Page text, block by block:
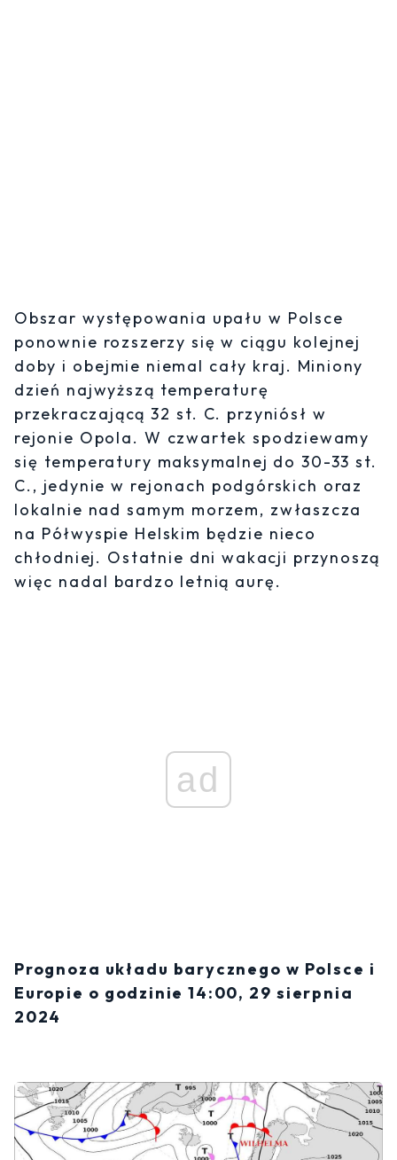
Obszar występowania upału w Polsce
ponownie rozszerzy się w ciągu kolejnej
doby i obejmie niemal cały kraj. Miniony
dzień najwyższą temperaturę
przekraczającą 32 st. C. przyniósł w
rejonie Opola. W czwartek spodziewamy
się temperatury maksymalnej do 30-33 st.
C., jedynie w rejonach podgórskich oraz
lokalnie nad samym morzem, zwłaszcza
na Półwyspie Helskim będzie nieco
chłodniej. Ostatnie dni wakacji przynoszą
więc nadal bardzo letnią aurę.
ad
Prognoza układu barycznego w Polsce i
Europie o godzinie 14:00, 29 sierpnia
2024